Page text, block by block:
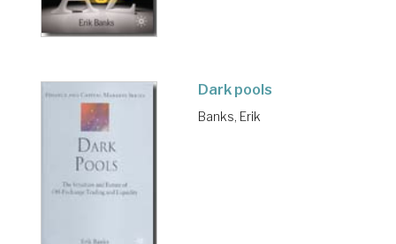
Dark pools
Banks, Erik